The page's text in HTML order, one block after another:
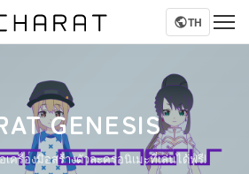
TH
GENESIS
อเครื่องมือสร้างตัวละครอนิเมะที่เล่นได้ฟรี!